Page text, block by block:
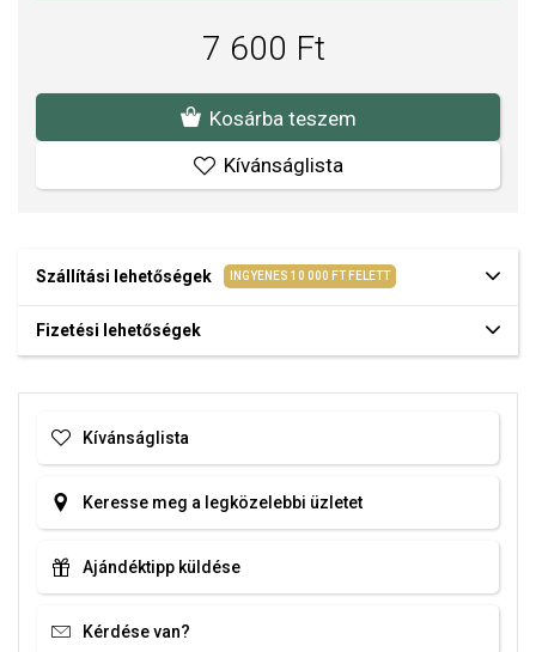
7 600 Ft
Kosárba teszem
Kívánságlista
Szállítási lehetőségek INGYENES 10 000 FT FELETT
Fizetési lehetőségek
Kívánságlista
Keresse meg a legközelebbi üzletet
Ajándéktipp küldése
Kérdése van?